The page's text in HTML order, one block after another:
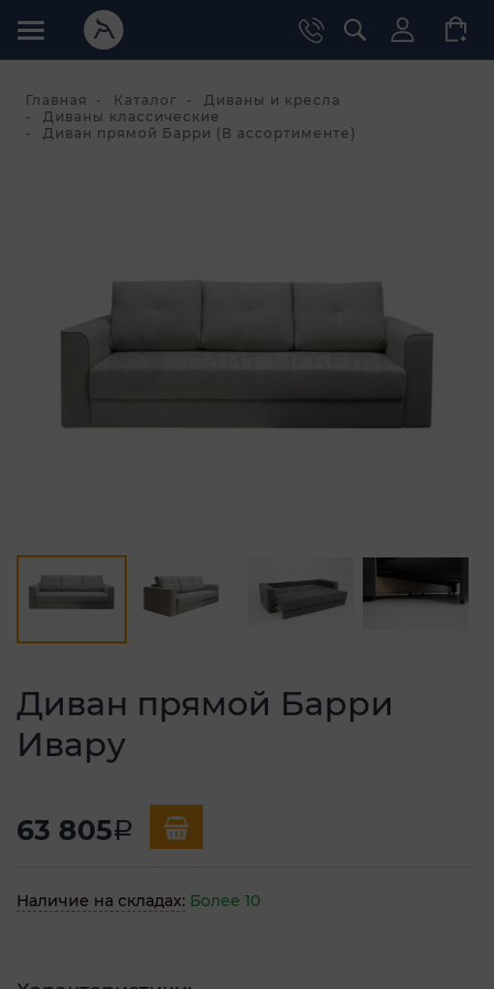
Главная Каталог
Диваны и кресла
Диваны классические
Диван прямой Барри (В ассортименте)
Диван прямой Барри
Ивару
63 805a
Наличие на складах: Более 10